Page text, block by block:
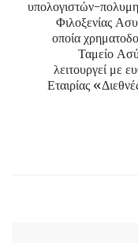
υπολογιστών-
Φιλοξενίας
οποία
Ταμείο
λειτουργεί με
Εταιρίας